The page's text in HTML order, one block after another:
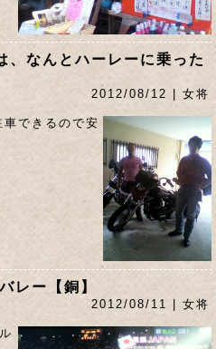
、なんとハーレーに乗った
2012/08/12 | 女将
できるので安
レー【銅】
2012/08/11 | 女将